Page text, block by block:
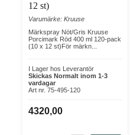
12 st)
Varumärke: Kruuse
Märkspray Nöt/Gris Kruuse
Porcimark Röd 400 ml 120-pack
(10 x 12 st)För märkn...
I Lager hos Leverantör
Skickas Normalt inom 1-3
vardagar
Art nr. 75-495-120
4320,00